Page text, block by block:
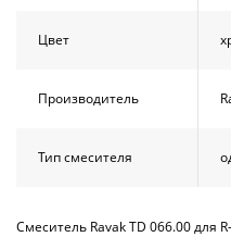
Цвет
Производитель
Тип смесителя
Смеситель Ravak TD 066.00 для